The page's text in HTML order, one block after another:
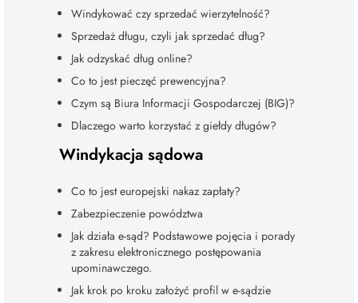
Windykować czy sprzedać wierzytelność?
Sprzedaż długu, czyli jak sprzedać dług?
Jak odzyskać dług online?
Co to jest pieczęć prewencyjna?
Czym są Biura Informacji Gospodarczej (BIG)?
Dlaczego warto korzystać z giełdy długów?
Windykacja sądowa
Co to jest europejski nakaz zapłaty?
Zabezpieczenie powództwa
Jak działa e-sąd? Podstawowe pojęcia i porady
z zakresu elektronicznego postępowania
upominawczego.
Jak krok po kroku założyć profil w e-sądzie